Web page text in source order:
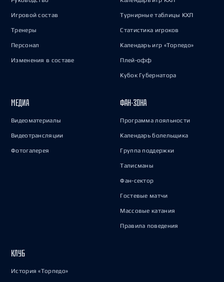
Игровой состав
Тренеры
Персонал
Изменения в составе
Турнирные таблицы КХЛ
Статистика игроков
Календарь игр «Торпедо»
Плей-офф
Кубок Губернатора
МЕДИА
Видеоматериалы
Видеотрансляции
Фотогалерея
ФАН-ЗОНА
Программа лояльности
Календарь болельщика
Группа поддержки
Талисманы
Фан-сектор
Гостевые матчи
Массовые катания
Правила поведения
КЛУБ
История «Торпедо»